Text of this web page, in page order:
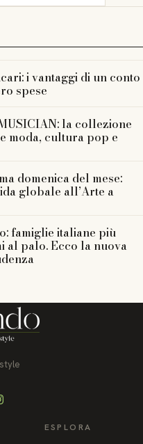
i vantaggi di un conto
spese
la collezione
moda, cultura pop e
domenica del mese:
globale all’Arte a
famiglie italiane più
al palo. Ecco la nuova
ESPLORA